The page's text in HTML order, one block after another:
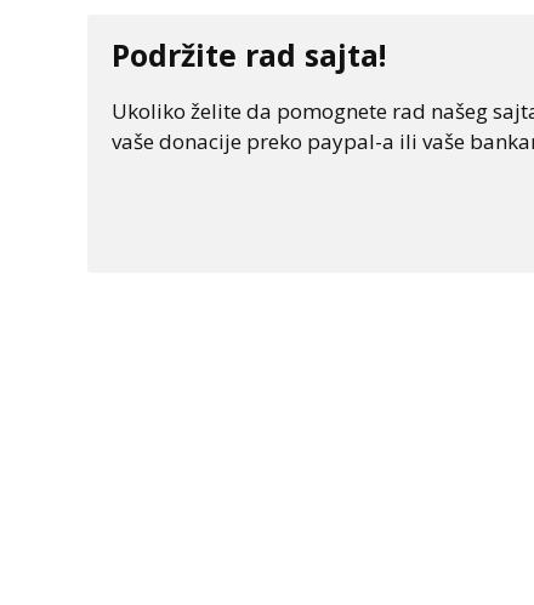
Podržite rad sajta!
Ukoliko želite da pomognete rad našeg
vaše donacije preko paypal-a ili vaše